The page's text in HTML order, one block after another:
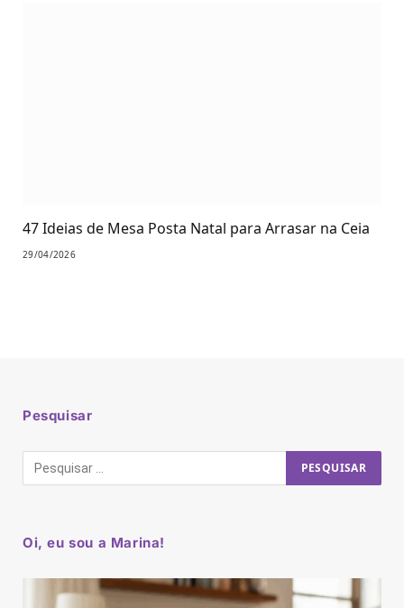
47 Ideias de Mesa Posta Natal para Arrasar na Ceia
29/04/2026
Pesquisar
Oi, eu sou a Marina!